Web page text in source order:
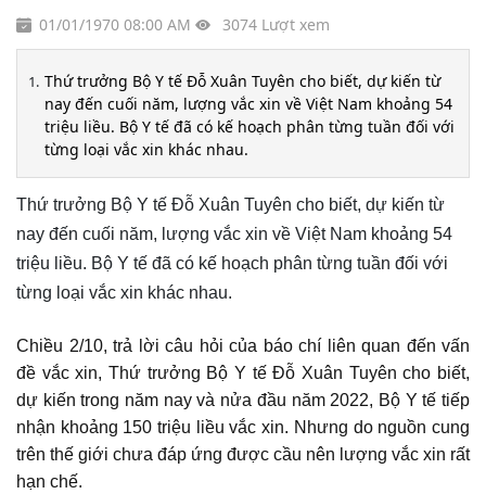
01/01/1970 08:00 AM 3074 Lượt xem
Thứ trưởng Bộ Y tế Đỗ Xuân Tuyên cho biết, dự kiến từ
nay đến cuối năm, lượng vắc xin về Việt Nam khoảng 54
triệu liều. Bộ Y tế đã có kế hoạch phân từng tuần đối với
từng loại vắc xin khác nhau.
Thứ trưởng Bộ Y tế Đỗ Xuân Tuyên cho biết, dự kiến từ
nay đến cuối năm, lượng vắc xin về Việt Nam khoảng 54
triệu liều. Bộ Y tế đã có kế hoạch phân từng tuần đối với
từng loại vắc xin khác nhau.
Chiều 2/10, trả lời câu hỏi của báo chí liên quan đến vấn
đề vắc xin, Thứ trưởng Bộ Y tế Đỗ Xuân Tuyên cho biết,
dự kiến trong năm nay và nửa đầu năm 2022, Bộ Y tế tiếp
nhận khoảng 150 triệu liều vắc xin. Nhưng do nguồn cung
trên thế giới chưa đáp ứng được cầu nên lượng vắc xin rất
hạn chế.